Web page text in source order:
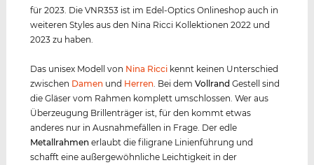
für 2023. Die VNR353 ist im Edel-Optics Onlineshop auch in
weiteren Styles aus den Nina Ricci Kollektionen 2022 und
2023 zu haben.
Das unisex Modell von Nina Ricci kennt keinen Unterschied
zwischen Damen und Herren . Bei demVollrand Gestell sind
die Gläser vom Rahmen komplett umschlossen. Wer aus
Überzeugung Brillenträger ist, für den kommt etwas
anderes nur in Ausnahmefällen in Frage. Der edle
Metall rahmen erlaubt die filigrane Linienführung und
schafft eine außergewöhnliche Leichtigkeit in der